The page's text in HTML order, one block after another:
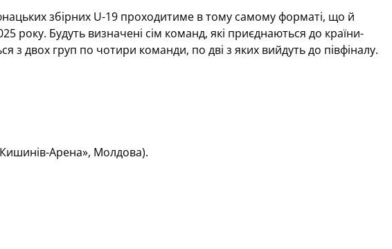
збірних U-19 проходитиме в тому самому форматі, що й
року. Будуть визначені сім команд, які приєднаються до країни-
двох груп по чотири команди, по дві з яких вийдуть до півфіналу.
Арена», Молдова).